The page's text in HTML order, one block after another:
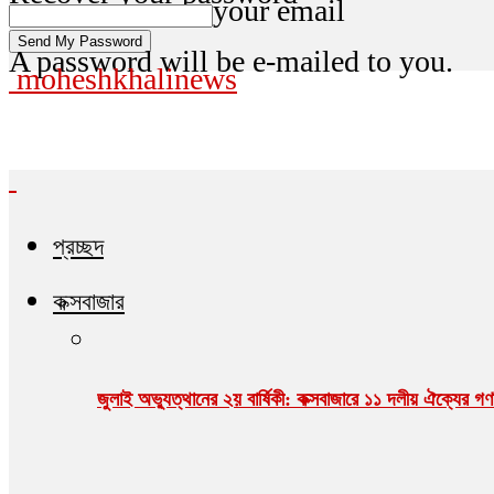
your email
A password will be e-mailed to you.
moheshkhalinews
প্রচ্ছদ
কক্সবাজার
জুলাই অভ্যুত্থানের ২য় বার্ষিকী: কক্সবাজারে ১১ দলীয় ঐক্যের